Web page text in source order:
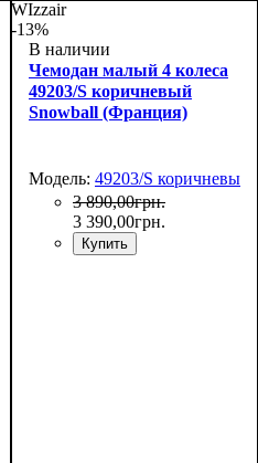
WIzzair
-13%
В наличии
Чемодан малый 4 колеса
49203/S коричневый
Snowball (Франция)
Модель: 49203/S коричневый
3 890,00грн.
3 390,00грн.
Купить